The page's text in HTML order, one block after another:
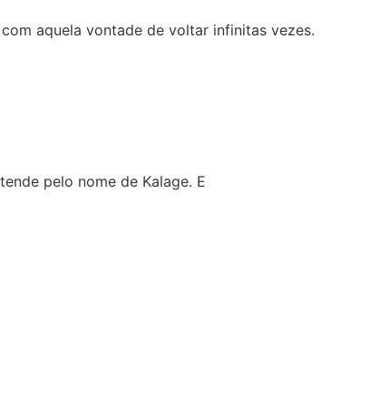
aquela vontade de voltar infinitas vezes.
pelo nome de Kalage. E